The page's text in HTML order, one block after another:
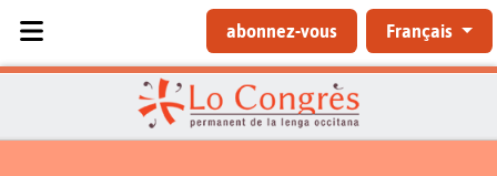
abonnez-vous Français